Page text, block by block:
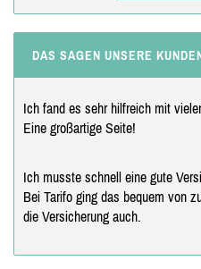
DAS SAGEN UNSERE
Ich fand es sehr hilfreich mit
Eine großartige Seite!
Ich musste schnell eine gute
Bei Tarifo ging das bequem von
die Versicherung auch.